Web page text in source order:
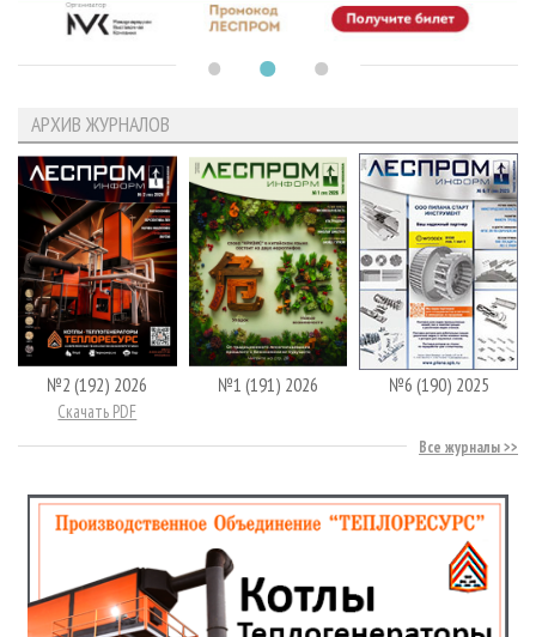
АРХИВ ЖУРНАЛОВ
№2 (192) 2026
Скачать PDF
№1 (191) 2026 №6 (190) 2025
Все журналы